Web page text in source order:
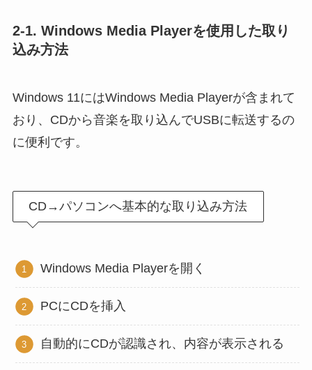
2-1. Windows Media Playerを使用した取り
込み方法
Windows 11にはWindows Media Playerが含まれて
おり、CDから音楽を取り込んでUSBに転送するの
に便利です。
CD→パソコンへ基本的な取り込み方法
Windows Media Playerを開く
PCにCDを挿入
自動的にCDが認識され、内容が表示される